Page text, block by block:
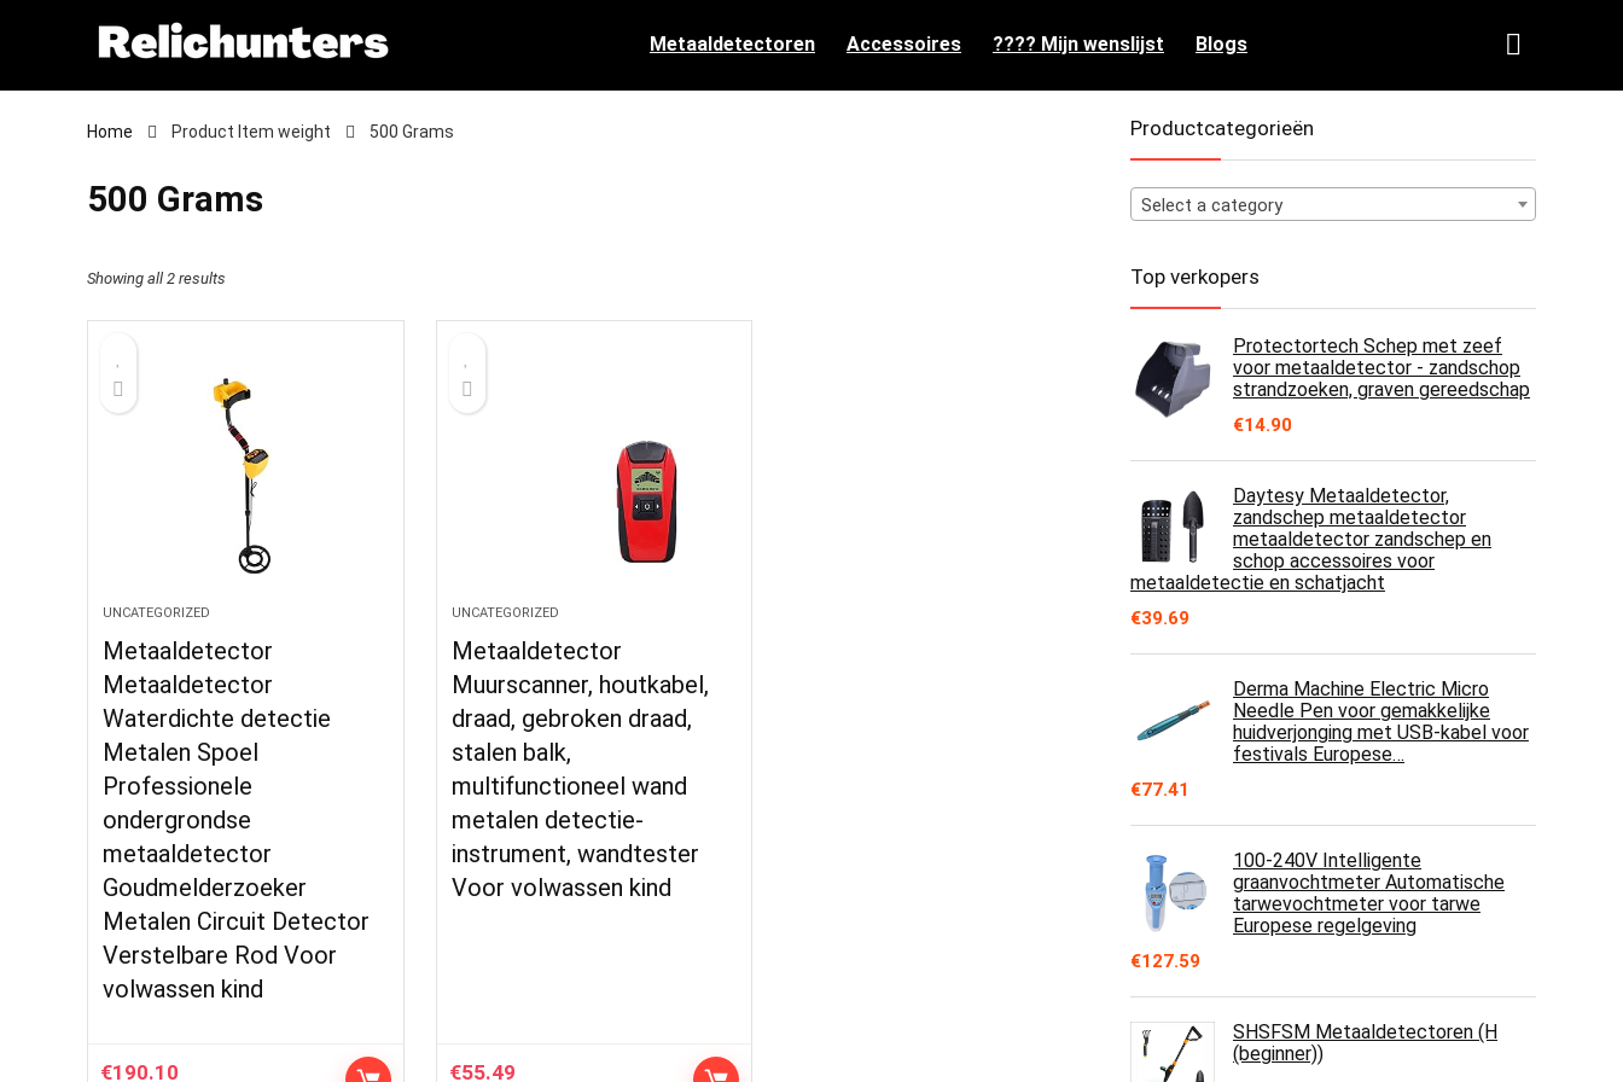
Metaaldetectoren Accessoires ???? Mijn wenslijst Blogs
Home Product Item weight ‎500 Grams
‎500 Grams
Showing all 2 results
UNCATEGORIZED
Metaaldetector
Metaaldetector
Waterdichte detectie
Metalen Spoel
Professionele
ondergrondse
metaaldetector
Goudmelderzoeker
Metalen Circuit Detector
Verstelbare Rod Voor
volwassen kind
€190.10
UNCATEGORIZED
Metaaldetector
Muurscanner, houtkabel,
draad, gebroken draad,
stalen balk,
multifunctioneel wand
metalen detectie-
instrument, wandtester
Voor volwassen kind
€55.49
Productcategorieën
Select a category
Top verkopers
Protectortech Schep met zeef
voor metaaldetector - zandschop
strandzoeken, graven gereedschap
€14.90
Daytesy Metaaldetector,
zandschep metaaldetector
metaaldetector zandschep en
schop accessoires voor
metaaldetectie en schatjacht
€39.69
Derma Machine Electric Micro
Needle Pen voor gemakkelijke
huidverjonging met USB-kabel voor
festivals Europese…
€77.41
100-240V Intelligente
graanvochtmeter Automatische
tarwevochtmeter voor tarwe
Europese regelgeving
€127.59
SHSFSM Metaaldetectoren (H
(beginner))